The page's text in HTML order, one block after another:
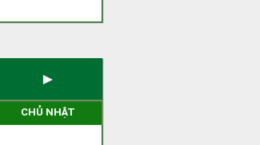
►
CHỦ NHẬT